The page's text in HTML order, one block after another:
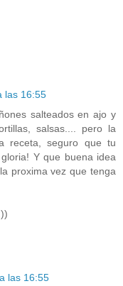
las 16:55
salteados en ajo y
salsas.... pero la
receta, seguro que tu
Y que buena idea
proxima vez que tenga
las 16:55